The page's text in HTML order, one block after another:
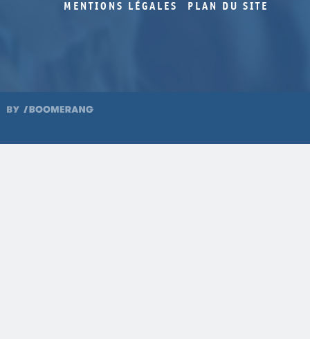
MENTIONS LÉGALES PLAN DU SITE